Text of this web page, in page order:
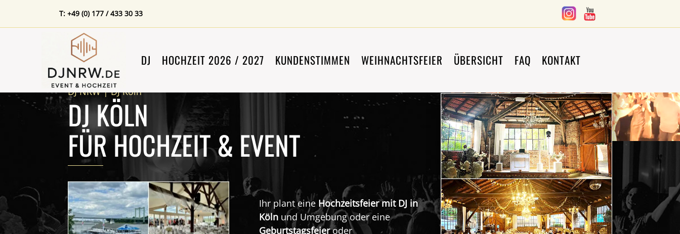
T: +49 (0) 177 / 433 30 33
DJ HOCHZEIT 2026 / 2027 KUNDENSTIMMEN WEIHNACHTSFEIER ÜBERSICHT FAQ KONTAKT
DJ NRW|DJ Köln
DJ KÖLN
FÜR HOCHZEIT & EVENT
Ihr plant eine Hochzeitsfeier mit DJ in
Köln und Umgebung oder eine
Geburtstagsfeieroder